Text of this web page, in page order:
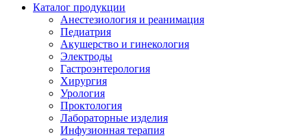
Каталог продукции
Анестезиология и реанимация
Педиатрия
Акушерство и гинекология
Электроды
Гастроэнтерология
Хирургия
Урология
Проктология
Лабораторные изделия
Инфузионная терапия